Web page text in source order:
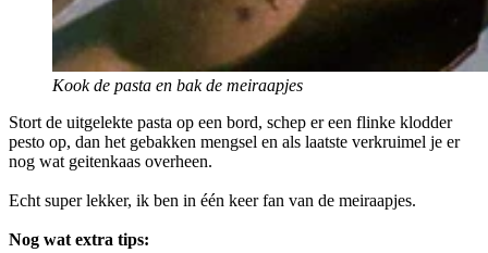
Kook de pasta en bak de meiraapjes
Stort de uitgelekte pasta op een bord, schep er een flinke klodder
pesto op, dan het gebakken mengsel en als laatste verkruimel je er
nog wat geitenkaas overheen.
Echt super lekker, ik ben in één keer fan van de meiraapjes.
Nog wat extra tips: